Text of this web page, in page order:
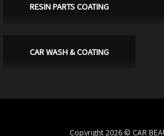
RESIN PARTS COATING
CAR WASH & COATING
Copyright 2026 © CAR